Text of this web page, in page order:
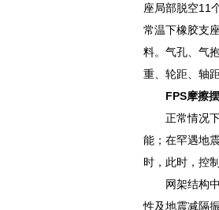
座局部脱空11
常温下橡胶支
料。气孔、气
重、轮距、轴
FPS摩擦
正常情况
能；在罕遇地
时，此时，控
网架结构
性及地震减隔